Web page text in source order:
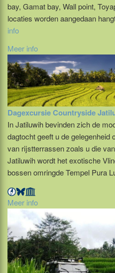
bay, Gamat bay, Wall point,
locaties worden aangedaan
info
Meer info
Dagexcursie Countryside
In Jatiluwih bevinden zich de
dagtocht geeft u de
van rijstterrassen zoals u die
Jatiluwih wordt het exotische
bossen omringde Tempel Pura
Meer info